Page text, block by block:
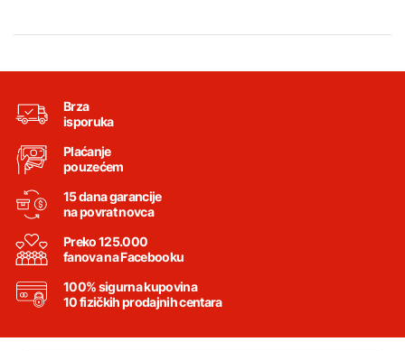
Brza
isporuka
Plaćanje
pouzećem
15 dana garancije
na povrat novca
Preko 125.000
fanova na Facebooku
100% sigurna kupovina
10 fizičkih prodajnih centara